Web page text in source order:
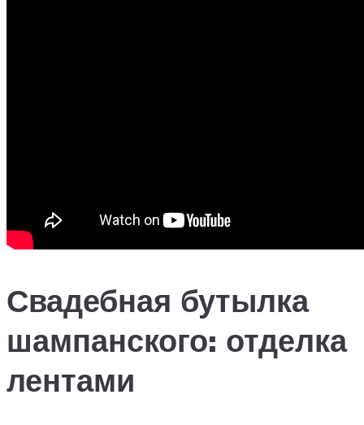
Свадебная бутылка
шампанского: отделка
лентами